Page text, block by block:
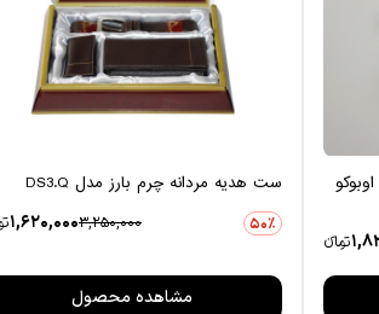
تومانءء
ست هدیه مردانه چرم بارز مدل DS3.Q
50٪ 3,250,000
1,620,000
مشاهده محصول